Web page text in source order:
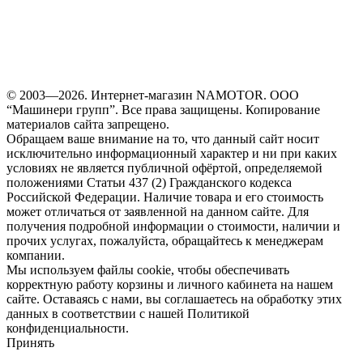
© 2003—2026. Интернет-магазин NAMOTOR. ООО
“Машинери групп”. Все права защищены. Копирование
материалов сайта запрещено.
Обращаем ваше внимание на то, что данный сайт носит
исключительно информационный характер и ни при каких
условиях не является публичной офёртой, определяемой
положениями Статьи 437 (2) Гражданского кодекса
Российской Федерации. Наличие товара и его стоимость
может отличаться от заявленной на данном сайте. Для
получения подробной информации о стоимости, наличии и
прочих услугах, пожалуйста, обращайтесь к менеджерам
компании.
Мы используем файлы cookie, чтобы обеспечивать
корректную работу корзины и личного кабинета на нашем
сайте. Оставаясь с нами, вы соглашаетесь на обработку этих
данных в соответствии с нашей Политикой
конфиденциальности.
Принять